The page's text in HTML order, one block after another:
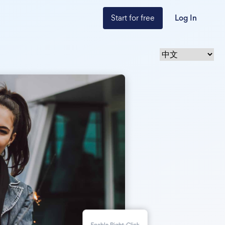
Start for free Log In